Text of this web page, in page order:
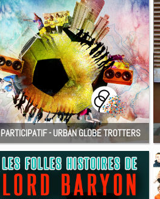
PARTICIPATIF - URBAN GLOBE TROTTERS